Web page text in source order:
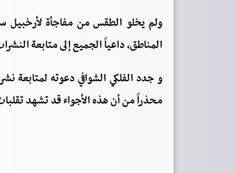
ولم يخلو الطقس من مفاجأة لأرخبيل
المناطق، داعياً الجميع إلى متابعة
و جدد الفلكي الشوافي دعوته لمتابعة
محذراً من أن هذه الأجواء قد تشهد